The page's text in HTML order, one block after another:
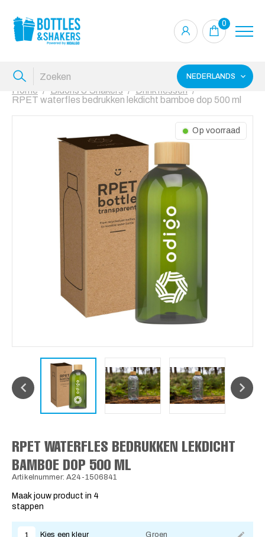
0
NEDERLANDS
Home Bidons & Shakers
Drinkflessen
RPET waterfles bedrukken lekdicht bamboe dop 500 ml
Op voorraad
RPET WATERFLES BEDRUKKEN LEKDICHT
BAMBOE DOP 500 ML
Artikelnummer: A24-1506841
Maak jouw product in 4
stappen
1 Kies een kleur Groen